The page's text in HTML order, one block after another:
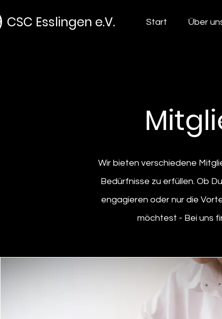
CSC Esslingen e.V. Start Über
Wir bieten verschiedene
Bedürfnisse zu erfüllen. Ob
engagieren oder nur die
möchtest - Bei uns